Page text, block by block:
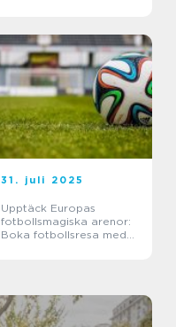
31. juli 2025
Upptäck Europas
fotbollsmagiska arenor:
Boka fotbollsresa med